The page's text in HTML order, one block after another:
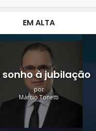
EM ALTA
sonho à jubilação
por
Márcio Tonetti